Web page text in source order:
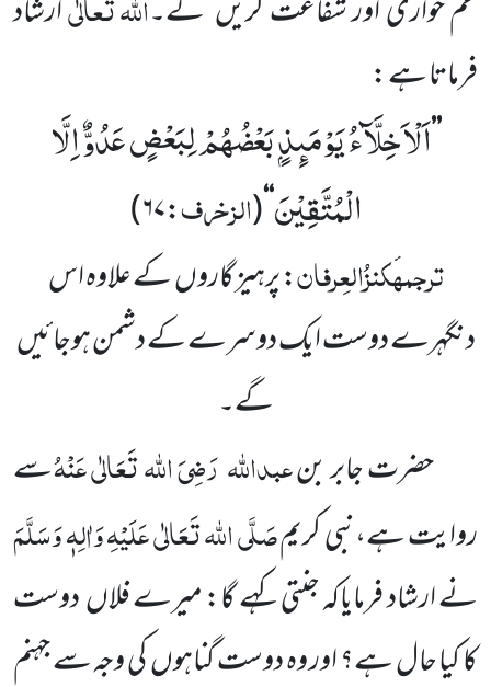
غم خواری اور شفاعت کریں گے۔
ارشاد
فرماتا ہے :
’’اَلْاَخِلَّآءُ یَوْمَىٕذٍۭ بَعْضُهُمْ لِبَعْضٍ عَدُوٌّ اِلَّا
الْمُتَّقِیْنَ‘‘
(الزخرف:۶۷)
ترجمہکنزُالعِرفان: پرہیز گاروںکے علاوہ اس
دنگہرے دوست ایک دوسرے کے دشمن ہوجائیں
گے۔
حضرت جابر بنعبداللہرَضِیَ اللہ تَعَالٰی عَنْہُسے
روایت ہے،نبی کریمصَلَّی اللہ تَعَالٰی عَلَیْہِ وَاٰلِہٖ وَسَلَّمَ
نے ارشادفرمایاکہ جنتی کہے گا: میرے فلاںدوست
کا کیا حال ہے؟ اور وہ دوست گناہوںکی وجہ سے جہنم